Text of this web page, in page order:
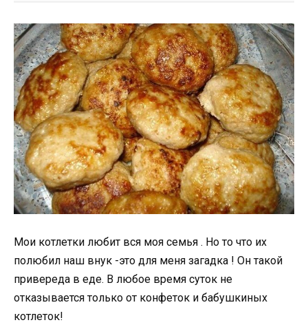
Мои котлетки любит вся моя семья . Но то что их
полюбил наш внук -это для меня загадка ! Он такой
привереда в еде. В любое время суток не
отказывается только от конфеток и бабушкиных
котлеток!